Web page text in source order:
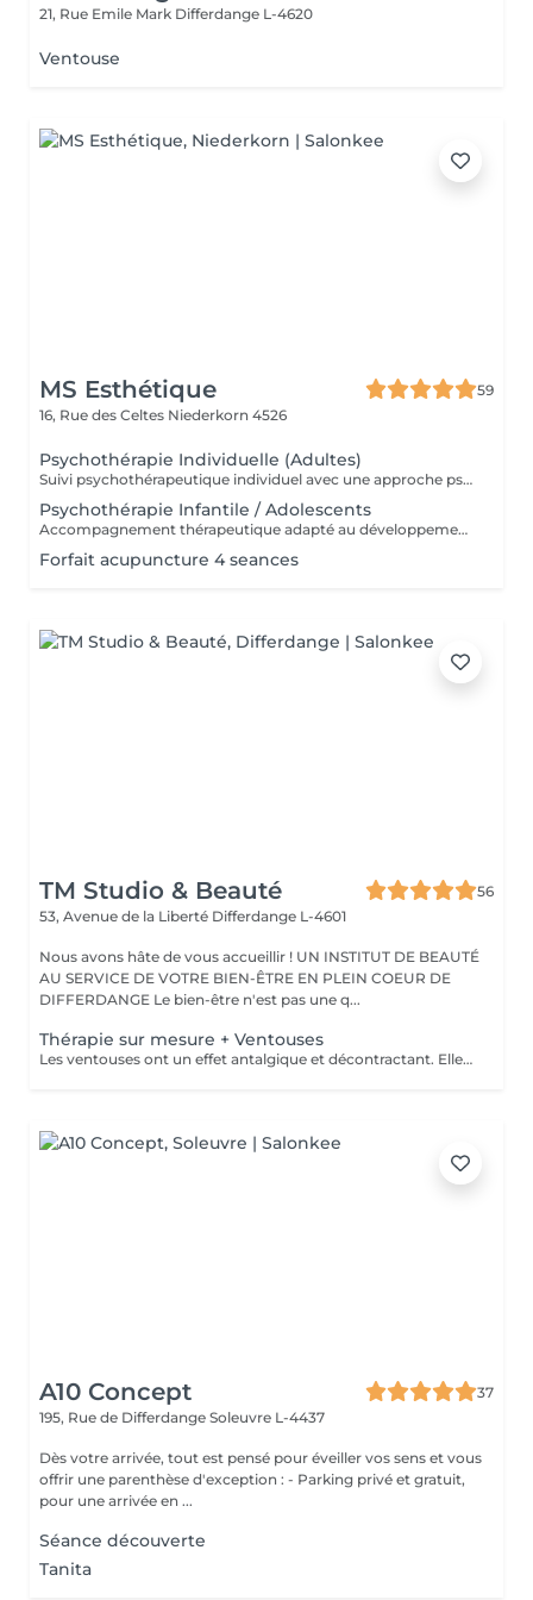
21, Rue Emile Mark Differdange L-4620
Ventouse
MS Esthétique
59
16, Rue des Celtes Niederkorn 4526
Psychothérapie Individuelle (Adultes)
Suivi psychothérapeutique individuel avec une approche psychanalytique, axé sur la connaissance de soi, l'élaboration émotionnelle, la réduction de l'anxiété et l'amélioration de la qualité de vie. SPM et Santé de la Femme Accompagnement thérapeutique axé sur la santé émotionnelle et hormonale de la femme, pouvant intégrer la psychothérapie et l'acupuncture.
Psychothérapie Infantile / Adolescents
Accompagnement thérapeutique adapté au développement émotionnel des enfants et des adolescents, avec un accent sur le comportement, les émotions et les liens familiaux. Éducation Sexuelle Émotionnelle Séances éducatives et thérapeutiques favorisant le développement sain de la sexualité, des émotions, des limites et de la communication. Prévention des Abus Sexuels Interventions psychoéducatives axées sur la prévention des abus sexuels, renforçant la conscience corporelle, émotionnelle et les stratégies de protection.
Forfait acupuncture 4 seances
TM Studio & Beauté
56
53, Avenue de la Liberté Differdange L-4601
Nous avons hâte de vous accueillir ! UN INSTITUT DE BEAUTÉ
AU SERVICE DE VOTRE BIEN-ÊTRE EN PLEIN COEUR DE
DIFFERDANGE Le bien-être n'est pas une q...
Thérapie sur mesure + Ventouses
Les ventouses ont un effet antalgique et décontractant. Elles sont recommandées pour soigner différentes lésions musculaires et articulaires : entorses bénignes, contractures, élongations, crampes, lombalgies, tendinites. Les traitement par ventouses sont combinés avec des massages local avec technique isolées et massage relaxant.
A10 Concept
37
195, Rue de Differdange Soleuvre L-4437
Dès votre arrivée, tout est pensé pour éveiller vos sens et vous
offrir une parenthèse d'exception : - Parking privé et gratuit,
pour une arrivée en ...
Séance découverte
Tanita